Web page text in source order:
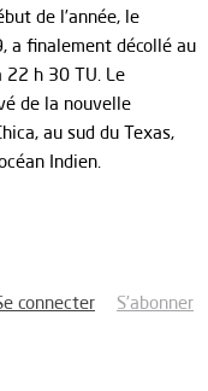
de l’année, le
a finalement décollé au
22 h 30 TU. Le
de la nouvelle
au sud du Texas,
Indien.
connecter S’abonner